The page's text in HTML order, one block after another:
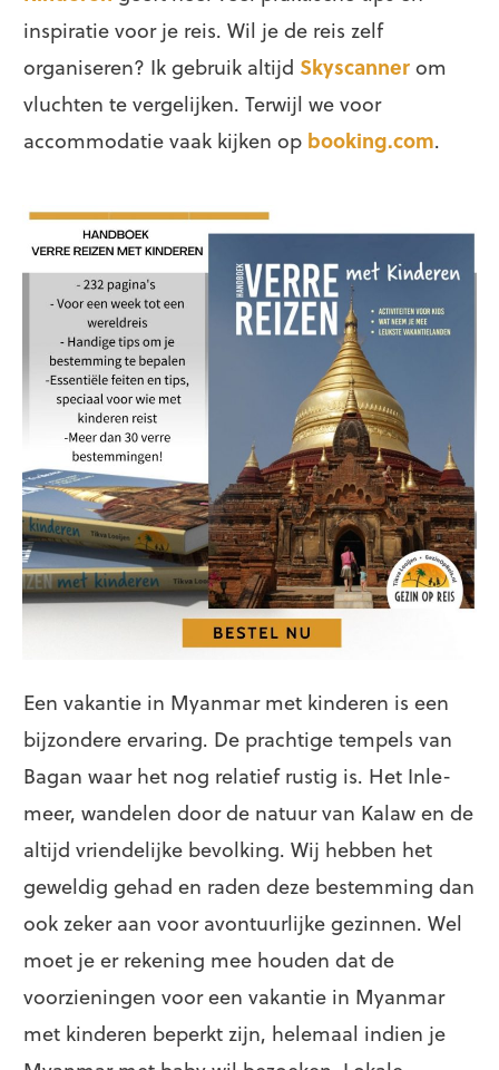
inspiratie voor je reis. Wil je de reis zelf
organiseren? Ik gebruik altijd Skyscannerom
vluchten te vergelijken. Terwijl we voor
accommodatie vaak kijken op booking.com.
Een vakantie in Myanmar met kinderen is een
bijzondere ervaring. De prachtige tempels van
Bagan waar het nog relatief rustig is. Het Inle-
meer, wandelen door de natuur van Kalaw en de
altijd vriendelijke bevolking. Wij hebben het
geweldig gehad en raden deze bestemming dan
ook zeker aan voor avontuurlijke gezinnen. Wel
moet je er rekening mee houden dat de
voorzieningen voor een vakantie in Myanmar
met kinderen beperkt zijn, helemaal indien je